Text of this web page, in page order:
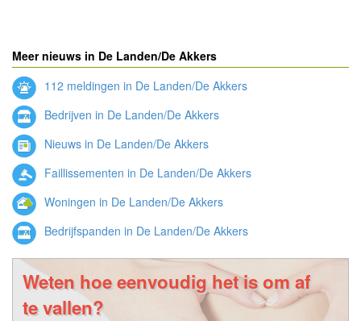
Meer nieuws in De Landen/De Akkers
112 meldingen in De Landen/De Akkers
Bedrijven in De Landen/De Akkers
Nieuws in De Landen/De Akkers
Faillissementen in De Landen/De Akkers
Woningen in De Landen/De Akkers
Bedrijfspanden in De Landen/De Akkers
Weten hoe eenvoudig het is om af
te vallen?